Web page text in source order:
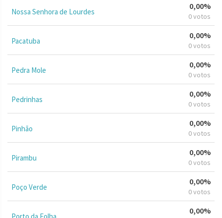
Nossa Senhora de Lourdes
0,00%
0 votos
Pacatuba
0,00%
0 votos
Pedra Mole
0,00%
0 votos
Pedrinhas
0,00%
0 votos
Pinhão
0,00%
0 votos
Pirambu
0,00%
0 votos
Poço Verde
0,00%
0 votos
0,00%